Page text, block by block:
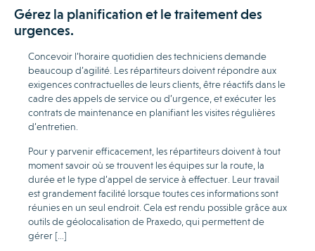
Gérez la planification et le traitement des
urgences.
Concevoir l’horaire quotidien des techniciens demande
beaucoup d’agilité. Les répartiteurs doivent répondre aux
exigences contractuelles de leurs clients, être réactifs dans le
cadre des appels de service ou d’urgence, et exécuter les
contrats de maintenance en planifiant les visites régulières
d’entretien.
Pour y parvenir efficacement, les répartiteurs doivent à tout
moment savoir où se trouvent les équipes sur la route, la
durée et le type d’appel de service à effectuer. Leur travail
est grandement facilité lorsque toutes ces informations sont
réunies en un seul endroit. Cela est rendu possible grâce aux
outils de géolocalisation de Praxedo, qui permettent de
gérer […]